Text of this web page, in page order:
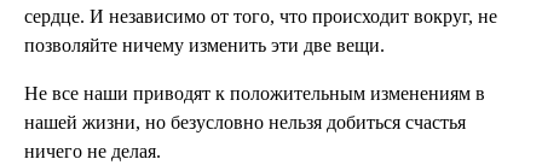
сердце. И независимо от того, что происходит вокруг, не
позволяйте ничему изменить эти две вещи.
Не все наши приводят к положительным изменениям в
нашей жизни, но безусловно нельзя добиться счастья
ничего не делая.